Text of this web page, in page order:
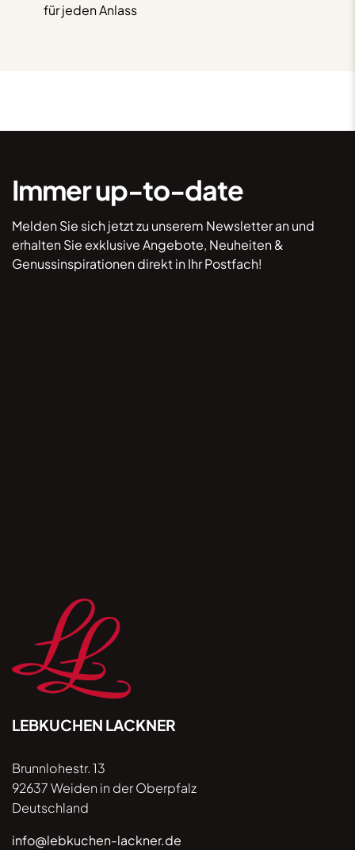
für jeden Anlass
Immer up-to-date
Melden Sie sich jetzt zu unserem Newsletter an und
erhalten Sie exklusive Angebote, Neuheiten &
Genussinspirationen direkt in Ihr Postfach!
LEBKUCHEN LACKNER
Brunnlohestr. 13
92637 Weiden in der Oberpfalz
Deutschland
info@lebkuchen-lackner.de